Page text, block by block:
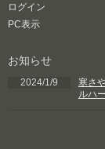
ログイン
PC表示
お知らせ
2024/1/9
寒さ
ルハ